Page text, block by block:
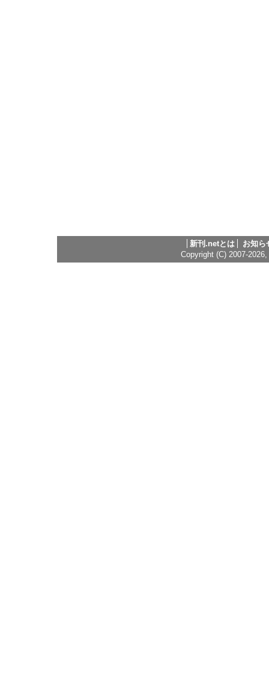
新刊.netとは
お知ら
Copyright (C) 2007-2026,